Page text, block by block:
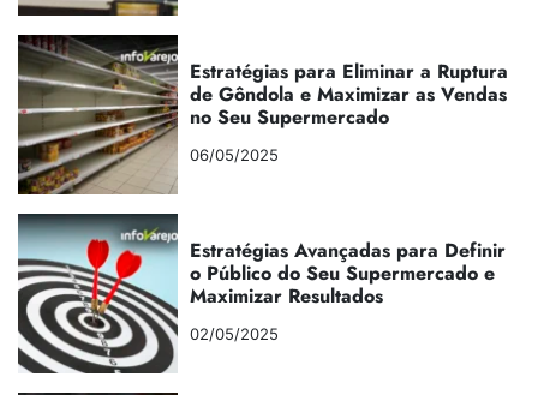
Estratégias para Eliminar a Ruptura
de Gôndola e Maximizar as Vendas
no Seu Supermercado
06/05/2025
Estratégias Avançadas para Definir
o Público do Seu Supermercado e
Maximizar Resultados
02/05/2025